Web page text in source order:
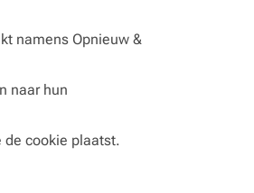
namens Opnieuw &
naar hun
de cookie plaatst.